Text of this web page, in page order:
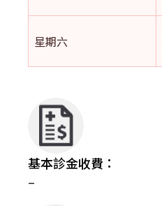
星期六
基本診金收費：
–